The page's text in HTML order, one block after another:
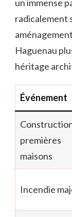
un immense
radicalement
Haguenau
héritage
Événement
premières
maisons
Incendie